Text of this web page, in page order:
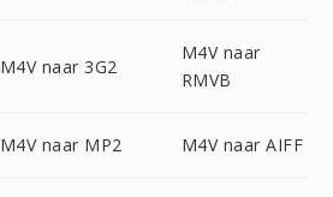
M4V naar 3G2
M4V naar
RMVB
M4V naar MP2 M4V naar AIFF